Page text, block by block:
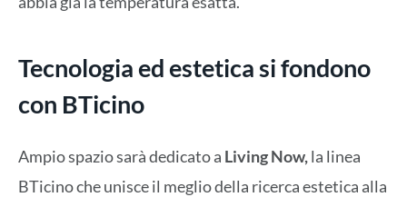
Tecnologia ed estetica si fondono
con BTicino
Ampio spazio sarà dedicato a Living Now,la linea
BTicino che unisce il meglio della ricerca estetica alla